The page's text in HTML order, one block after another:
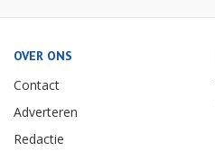
OVER ONS
Contact
Adverteren
Redactie